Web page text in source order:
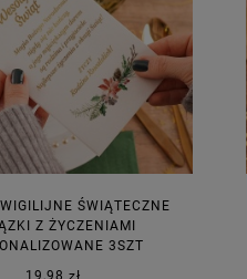
ŚWIĄTECZNE
Z ŻYCZENIAMI
3SZT
19,98 zł